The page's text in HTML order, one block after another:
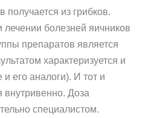
получается из грибков.
болезней яичников
препаратов является
характеризуется и
его аналоги). И тот и
внутривенно. Доза
специалистом.